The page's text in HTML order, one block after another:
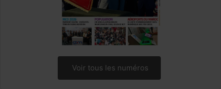
Voir tous les numéros